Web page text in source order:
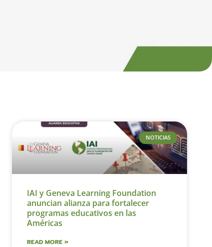
NOTICIAS
IAI y Geneva Learning Foundation
anuncian alianza para fortalecer
programas educativos en las
Américas
READ MORE »